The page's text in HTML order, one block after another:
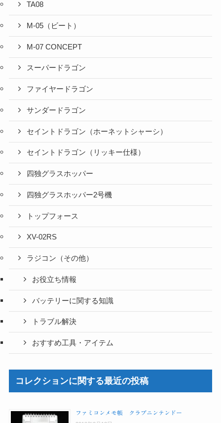
TA08
M-05（ビート）
M-07 CONCEPT
スーパードラゴン
ファイヤードラゴン
サンダードラゴン
セイントドラゴン（ホーネットシャーシ）
セイントドラゴン（リッキー仕様）
四独グラスホッパー
四独グラスホッパー2号機
トップフォース
XV-02RS
ラジコン（その他）
お役立ち情報
バッテリーに関する知識
トラブル解決
おすすめ工具・アイテム
コレクションに関する最近の投稿
ファミコンメモ帳 クラブニンテンドー